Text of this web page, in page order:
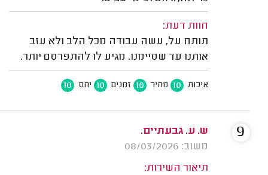
חוות דעת:
תותח על, עשה עבודה מכל הלב ולא עזב
אותנו עד שסיימנו. מגיע לו להתפרסם יותר.
איכות 10 מחיר 10 זמנים 10 יחס 10
ש. ע. גבעתיים.
משוב: 08/03/2026
תיאור השירות:
9